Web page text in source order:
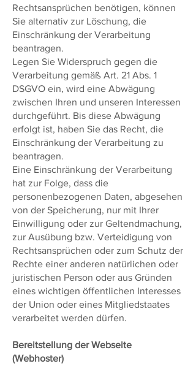
Rechtsansprüchen benötigen, können
Sie alternativ zur Löschung, die
Einschränkung der Verarbeitung
beantragen.
Legen Sie Widerspruch gegen die
Verarbeitung gemäß Art. 21 Abs. 1
DSGVO ein, wird eine Abwägung
zwischen Ihren und unseren Interessen
durchgeführt. Bis diese Abwägung
erfolgt ist, haben Sie das Recht, die
Einschränkung der Verarbeitung zu
beantragen.
Eine Einschränkung der Verarbeitung
hat zur Folge, dass die
personenbezogenen Daten, abgesehen
von der Speicherung, nur mit Ihrer
Einwilligung oder zur Geltendmachung,
zur Ausübung bzw. Verteidigung von
Rechtsansprüchen oder zum Schutz der
Rechte einer anderen natürlichen oder
juristischen Person oder aus Gründen
eines wichtigen öffentlichen Interesses
der Union oder eines Mitgliedstaates
verarbeitet werden dürfen.
Bereitstellung der Webseite
(Webhoster)